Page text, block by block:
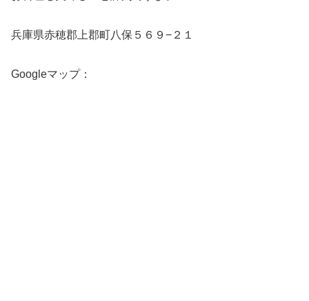
兵庫県赤穂郡上郡町八保５６９−２１
Googleマップ：